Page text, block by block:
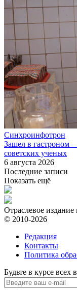
Синхроинфотрон
Зашел в гастроном
советских ученых
6 августа 2026
Последние записи
Показать ещё
Отраслевое
© 2010-2026
Редакция
Контакты
Политика
Будьте в курсе